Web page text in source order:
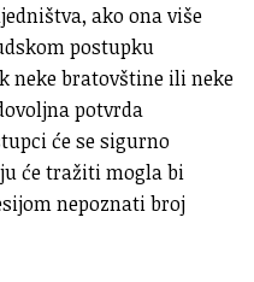
ako ona više
postupku
neke bratovštine ili neke
potvrda
će se sigurno
će tražiti mogla bi
nepoznati broj